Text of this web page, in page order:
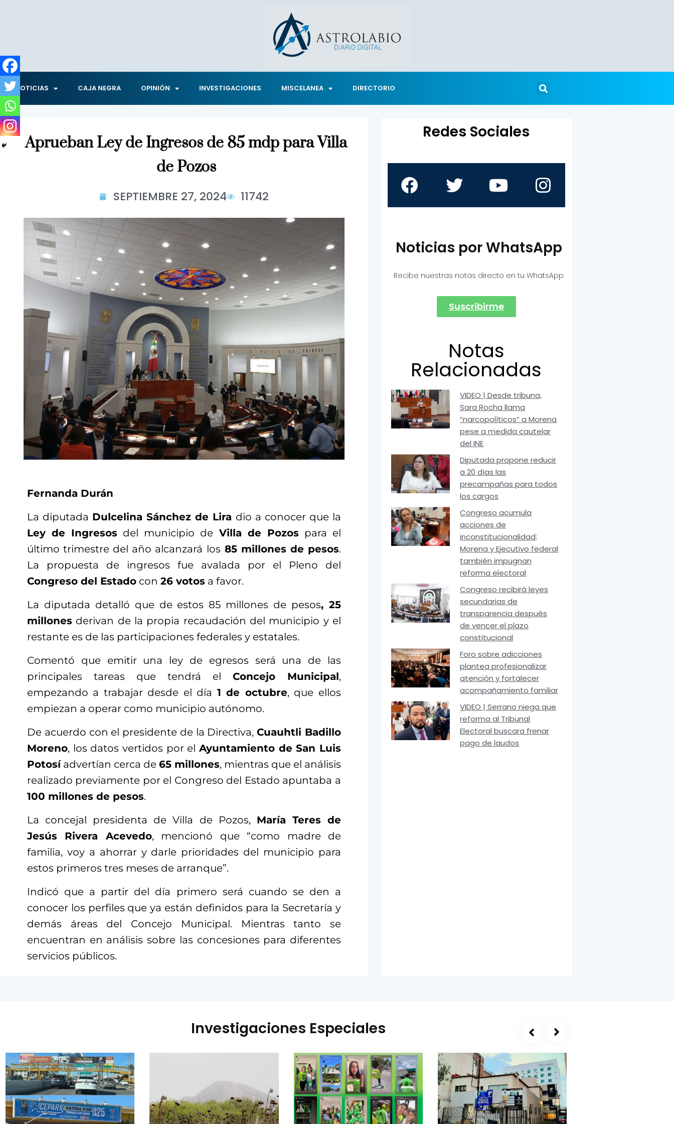
NOTICIAS CAJA NEGRA OPINIÓN INVESTIGACIONES MISCELANEA DIRECTORIO
Aprueban Ley de Ingresos de 85 mdp para Villa
de Pozos
SEPTIEMBRE 27, 2024 11742
Fernanda Durán
La diputada Dulcelina Sánchez de Lira dio a conocer que la
Ley de Ingresos del municipio de Villa de Pozos para el
último trimestre del año alcanzará los 85 millones de pesos.
La propuesta de ingresos fue avalada por el Pleno del
Congreso del Estado con 26 votos a favor.
La diputada detalló que de estos 85 millones de pesos, 25
millones derivan de la propia recaudación del municipio y el
restante es de las participaciones federales y estatales.
Comentó que emitir una ley de egresos será una de las
principales tareas que tendrá el Concejo Municipal,
empezando a trabajar desde el día 1 de octubre, que ellos
empiezan a operar como municipio autónomo.
De acuerdo con el presidente de la Directiva,Cuauhtli Badillo
Moreno, los datos vertidos por el Ayuntamiento de San Luis
Potosíadvertían cerca de 65 millones, mientras que el análisis
realizado previamente por el Congreso del Estado apuntaba a
100 millones de pesos.
La concejal presidenta de Villa de Pozos, María Teres de
Jesús Rivera Acevedo, mencionó que “como madre de
familia, voy a ahorrar y darle prioridades del municipio para
estos primeros tres meses de arranque”.
Indicó que a partir del día primero será cuando se den a
conocer los perfiles que ya están definidos para la Secretaría y
demás áreas del Concejo Municipal. Mientras tanto se
encuentran en análisis sobre las concesiones para diferentes
servicios públicos.
Redes Sociales
Noticias por WhatsApp
Recibe nuestras notas directo en tu WhatsApp
Suscribirme
Notas
Relacionadas
VIDEO | Desde tribuna,
Sara Rocha llama
“narcopolíticos” a Morena
pese a medida cautelar
del INE
Diputada propone reducir
a 20 días las
precampañas para todos
los cargos
Congreso acumula
acciones de
inconstitucionalidad;
Morena y Ejecutivo federal
también impugnan
reforma electoral
Congreso recibirá leyes
secundarias de
transparencia después
de vencer el plazo
constitucional
Foro sobre adicciones
plantea profesionalizar
atención y fortalecer
acompañamiento familiar
VIDEO | Serrano niega que
reforma al Tribunal
Electoral buscara frenar
pago de laudos
Investigaciones Especiales